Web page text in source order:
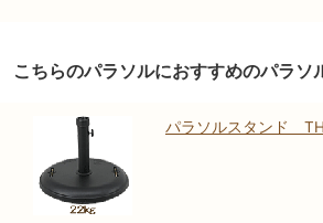
こちらのパラソルにおすすめのパラソ
パラソルスタンド